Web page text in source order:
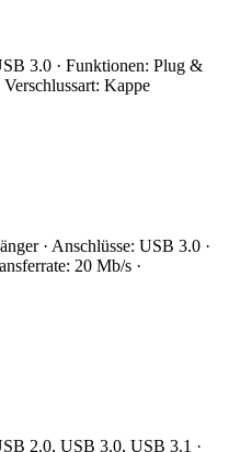
3.0 · Funktionen: Plug &
Kappe
· Anschlüsse: USB 3.0 ·
20 Mb/s ·
2.0, USB 3.0, USB 3.1 ·